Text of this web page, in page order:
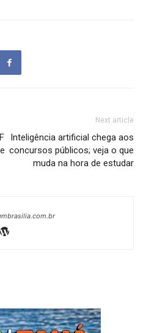
Next article
Inteligência artificial chega aos
concursos públicos; veja o que
muda na hora de estudar